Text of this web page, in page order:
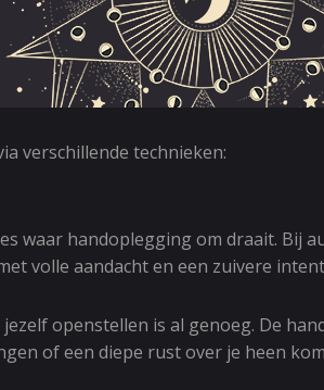
verschillende technieken:
waar handoplegging om draait. Bij
volle aandacht en een zuivere
openstellen is al genoeg. De
of een diepe rust over je heen